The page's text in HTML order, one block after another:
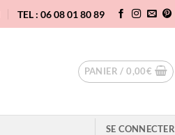
TEL : 06 08 01 80 89
PANIER /0,00€
SE CONNECTER